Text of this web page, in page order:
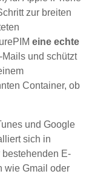
zur breiten
eine echte
Mails und schützt
Container, ob
und Google
sich in
E-
wie Gmail oder